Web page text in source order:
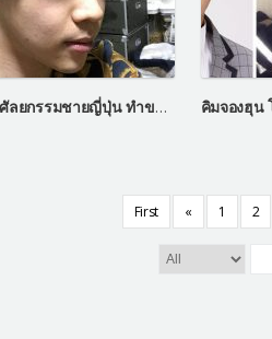
ฮิโรคิ รีวิวศัลยกรรมชายญี่ปุ่น ทำขากรรไกรเหมือนชายรายการเลทมีอิน
First « 1 2